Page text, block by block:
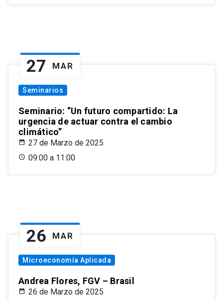
27 MAR
Seminarios
Seminario: “Un futuro compartido: La
urgencia de actuar contra el cambio
climático”
27 de Marzo de 2025
09:00 a 11:00
26 MAR
Microeconomía Aplicada
Andrea Flores, FGV – Brasil
26 de Marzo de 2025